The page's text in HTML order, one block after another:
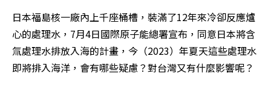
日本福島核一廠內上千座桶槽，裝滿了12年來冷卻反應爐
心的處理水，7月4日國際原子能總署宣布，同意日本將含
氚處理水排放入海的計畫，今（2023）年夏天這些處理水
即將排入海洋，會有哪些疑慮？對台灣又有什麼影響呢？